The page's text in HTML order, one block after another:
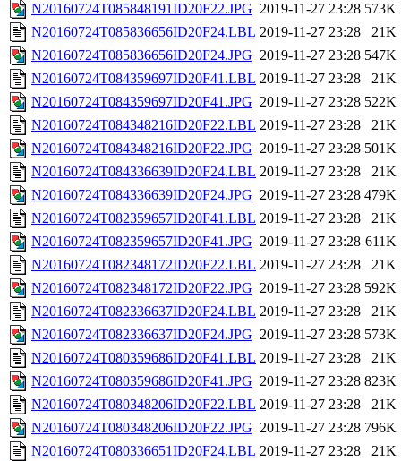
N20160724T085848191ID20F22.JPG 2019-11-27 23:28 573K
N20160724T085836656ID20F24.LBL 2019-11-27 23:28
21K
N20160724T085836656ID20F24.JPG 2019-11-27 23:28 547K
N20160724T084359697ID20F41.LBL 2019-11-27 23:28
21K
N20160724T084359697ID20F41.JPG 2019-11-27 23:28 522K
N20160724T084348216ID20F22.LBL 2019-11-27 23:28
21K
N20160724T084348216ID20F22.JPG 2019-11-27 23:28 501K
N20160724T084336639ID20F24.LBL 2019-11-27 23:28
21K
N20160724T084336639ID20F24.JPG 2019-11-27 23:28 479K
N20160724T082359657ID20F41.LBL 2019-11-27 23:28
21K
N20160724T082359657ID20F41.JPG 2019-11-27 23:28 611K
N20160724T082348172ID20F22.LBL 2019-11-27 23:28
21K
N20160724T082348172ID20F22.JPG 2019-11-27 23:28 592K
N20160724T082336637ID20F24.LBL 2019-11-27 23:28
21K
N20160724T082336637ID20F24.JPG 2019-11-27 23:28 573K
N20160724T080359686ID20F41.LBL 2019-11-27 23:28
21K
N20160724T080359686ID20F41.JPG 2019-11-27 23:28 823K
N20160724T080348206ID20F22.LBL 2019-11-27 23:28
21K
N20160724T080348206ID20F22.JPG 2019-11-27 23:28 796K
N20160724T080336651ID20F24.LBL 2019-11-27 23:28
21K